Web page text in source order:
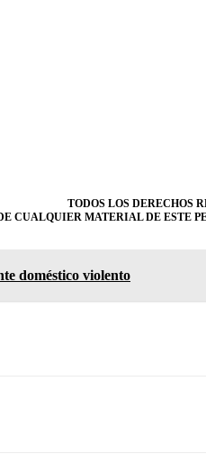
TODOS LOS DERECHOS
CUALQUIER MATERIAL DE ESTE
doméstico violento